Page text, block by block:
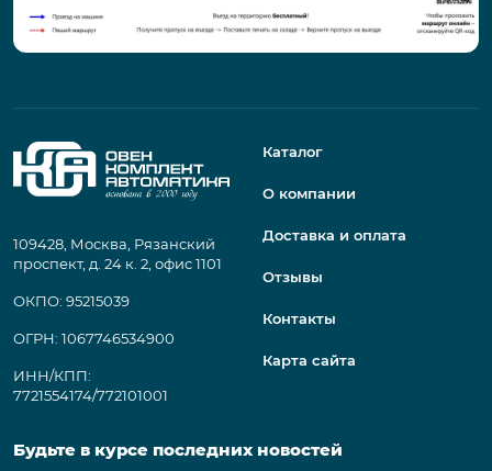
109428, Москва, Рязанский
проспект, д. 24 к. 2, офис 1101
ОКПО: 95215039
ОГРН: 1067746534900
ИНН/КПП:
7721554174/772101001
Каталог
О компании
Доставка и оплата
Отзывы
Контакты
Карта сайта
Будьте в курсе последних новостей